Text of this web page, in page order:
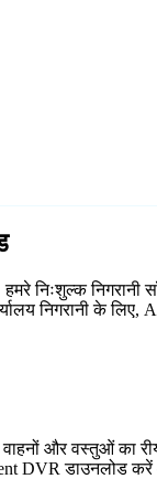
निःशुल्क निगरानी
निगरानी के
और वस्तुओं का
DVR डाउनलोड करें